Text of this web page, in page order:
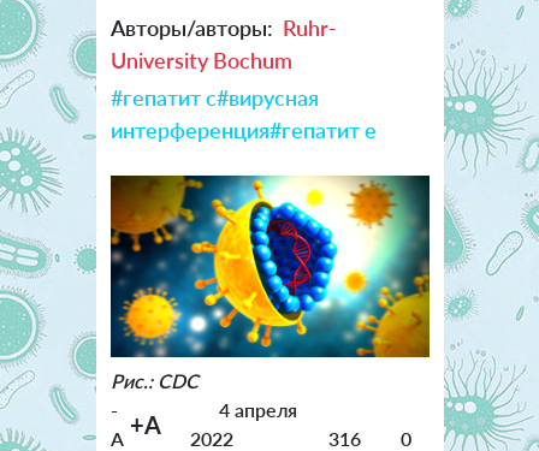
Авторы/авторы: Ruhr-
University Bochum
#гепатит с#вирусная
интерференция#гепатит е
Рис.: CDC
-
A +A
4 апреля
2022
316 0